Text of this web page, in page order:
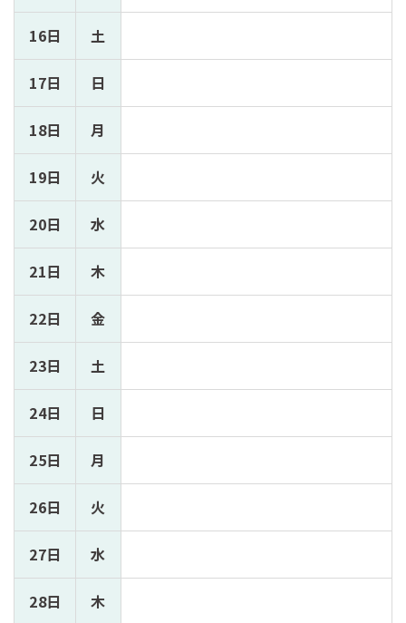
16日 土
17日 日
18日 月
19日 火
20日 水
21日 木
22日 金
23日 土
24日 日
25日 月
26日 火
27日 水
28日 木